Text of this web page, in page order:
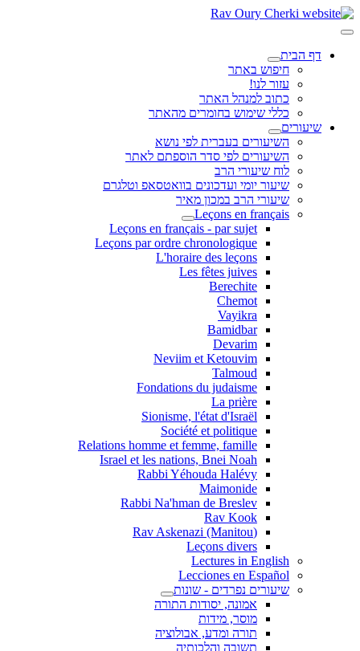
דף הבית
חיפוש באתר
עזור לנו!
כתוב למנהל האתר
כללי שימוש בחומרים מהאתר
שיעורים
השיעורים בעברית לפי נושא
השיעורים לפי סדר הוספתם לאתר
לוח שיעורי הרב
שיעור יומי ועדכונים בוואטסאפ וטלגרם
שיעורי הרב במכון מאיר
Leçons en français
Leçons en français - par sujet
Leçons par ordre chronologique
L'horaire des leçons
Les fêtes juives
Berechite
Chemot
Vayikra
Bamidbar
Devarim
Neviim et Ketouvim
Talmoud
Fondations du judaisme
La prière
Sionisme, l'état d'Israël
Société et politique
Relations homme et femme, famille
Israel et les nations, Bnei Noah
Rabbi Yéhouda Halévy
Maimonide
Rabbi Na'hman de Breslev
Rav Kook
(Rav Askenazi (Manitou
Leçons divers
Lectures in English
Lecciones en Español
שיעורים נפרדים - שונות
אמונה, יסודות התורה
מוסר, מידות
תורה ומדע, אבולוציה
תשובה והלכותיה